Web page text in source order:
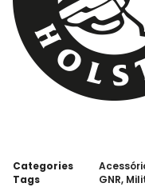
Categories
Tags
GNR,